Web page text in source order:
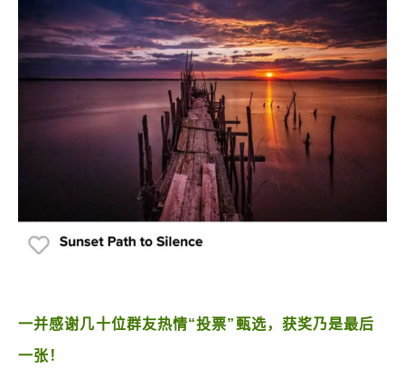
一并感谢几十位群友热情“投票”甄选，获奖乃是最后
一张！